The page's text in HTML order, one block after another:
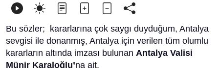
Bu sözler; kararlarına çok saygı duyduğum, Antalya
sevgisi ile donanmış, Antalya için verilen tüm olumlu
kararların altında imzası bulunan Antalya Valisi
Münir Karaloğlu’na ait.